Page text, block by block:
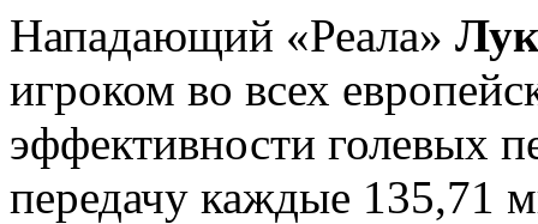
Нападающий «Реала»
игроком во всех
эффективности голевых
передачу каждые 135,71